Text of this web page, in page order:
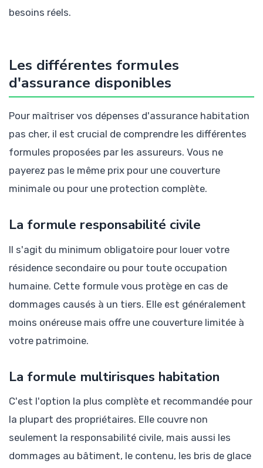
besoins réels.
Les différentes formules
d'assurance disponibles
Pour maîtriser vos dépenses d'assurance habitation
pas cher, il est crucial de comprendre les différentes
formules proposées par les assureurs. Vous ne
payerez pas le même prix pour une couverture
minimale ou pour une protection complète.
La formule responsabilité civile
Il s'agit du minimum obligatoire pour louer votre
résidence secondaire ou pour toute occupation
humaine. Cette formule vous protège en cas de
dommages causés à un tiers. Elle est généralement
moins onéreuse mais offre une couverture limitée à
votre patrimoine.
La formule multirisques habitation
C'est l'option la plus complète et recommandée pour
la plupart des propriétaires. Elle couvre non
seulement la responsabilité civile, mais aussi les
dommages au bâtiment, le contenu, les bris de glace